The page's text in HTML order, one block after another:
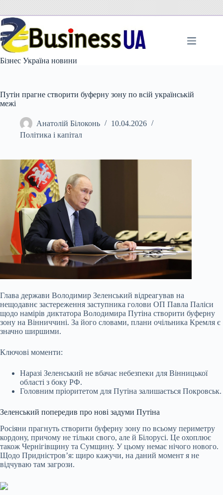
вмісту
Бізнес Україна новини
Путін прагне створити буферну зону по всій українській
межі
Анатолій Білоконь
10.04.2026
Політика і капітал
Глава держави Володимир Зеленський відреагував на
нещодавнє застереження заступника голови ОП Павла Паліси
щодо намірів диктатора Володимира Путіна створити буферну
зону на Вінниччині. За його словами, плани очільника Кремля є
значно ширшими.
Ключові моменти:
Наразі Зеленський не вбачає небезпеки для Вінницької
області з боку РФ.
Головним пріоритетом для Путіна залишається Покровськ.
Зеленський попередив про нові задуми Путіна
Росіяни прагнуть створити буферну зону по всьому периметру
кордону, причому не тільки свого, але й Білорусі. Це охоплює
також Чернігівщину та Сумщину. У цьому немає нічого нового.
Щодо Придністров’я: щиро кажучи, на даний момент я не
відчуваю там загрози.